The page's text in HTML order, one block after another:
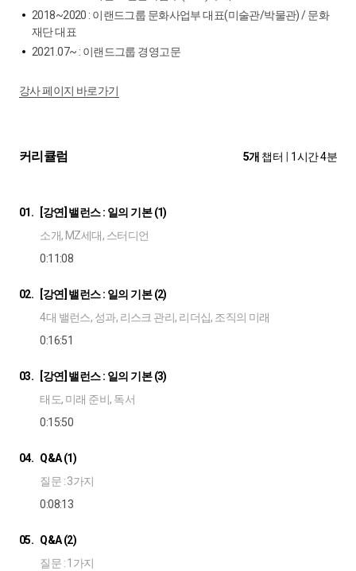
2018~2020 : 이랜드그룹 문화사업부 대표(미술관/박물관) / 문화
재단 대표
2021.07~ : 이랜드그룹 경영고문
강사 페이지 바로가기
커리큘럼 5개 챕터 1시간 4분
01.
[강연] 밸런스 : 일의 기본 (1)
소개, MZ세대, 스터디언
0:11:08
02.
[강연] 밸런스 : 일의 기본 (2)
4대 밸런스, 성과, 리스크 관리, 리더십, 조직의 미래
0:16:51
03.
[강연] 밸런스 : 일의 기본 (3)
태도, 미래 준비, 독서
0:15:50
04. Q&A (1)
질문 : 3가지
0:08:13
05. Q&A (2)
질문 : 1가지